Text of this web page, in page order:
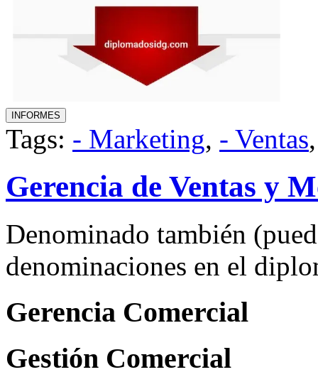
Tags: - Marketing, - Ventas
Gerencia de Ventas y
Denominado también
denominaciones en el
Gerencia Comercial
Gestión Comercial